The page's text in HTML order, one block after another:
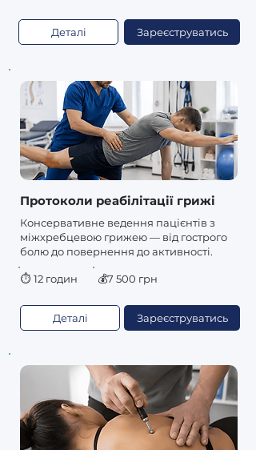
Деталі Зареєструватись
Протоколи реабілітації грижі
Консервативне ведення пацієнтів з
міжхребцевою грижею — від гострого
болю до повернення до активності.
⏱ 12 годин 💰7 500 грн
Деталі Зареєструватись